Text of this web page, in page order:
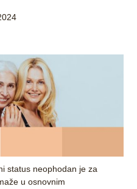
status neophodan je za
u osnovnim